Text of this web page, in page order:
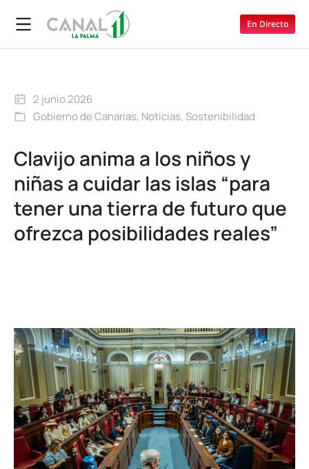
En Directo
2 junio 2026
Gobierno de Canarias, Noticias, Sostenibilidad
Clavijo anima a los niños y
niñas a cuidar las islas “para
tener una tierra de futuro que
ofrezca posibilidades reales”